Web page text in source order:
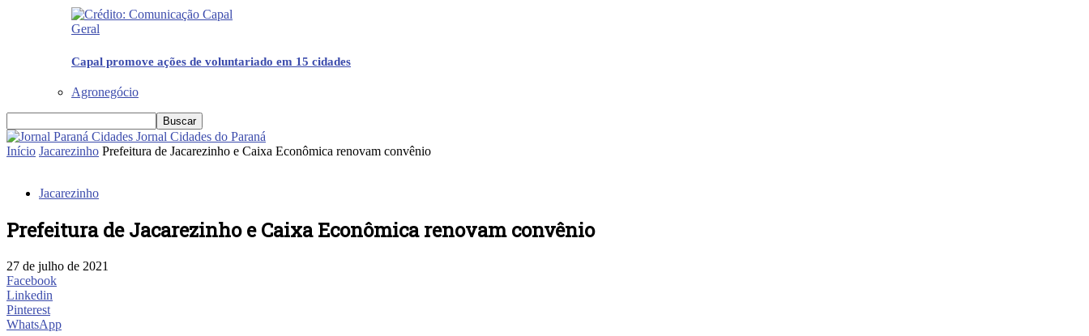
Geral
Capal promove ações de voluntariado em 15 cidades
Agronegócio
Jornal Cidades do Paraná
Início Jacarezinho Prefeitura de Jacarezinho e Caixa Econômica renovam convênio
Jacarezinho
Prefeitura de Jacarezinho e Caixa Econômica renovam convênio
27 de julho de 2021
Facebook
Linkedin
Pinterest
WhatsApp